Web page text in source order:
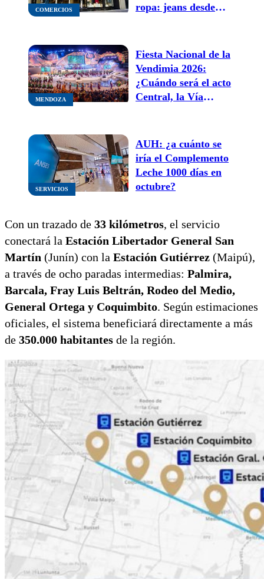
COMERCIOS
ropa: jeans desde
MENDOZA
Fiesta Nacional de la
Vendimia 2026:
¿Cuándo será el acto
Central, la Vía
SERVICIOS
AUH: ¿a cuánto se
iría el Complemento
Leche 1000 días en
octubre?
Con un trazado de 33 kilómetros, el servicio
conectará la Estación Libertador General San
Martín (Junín) con la Estación Gutiérrez (Maipú),
a través de ocho paradas intermedias: Palmira,
Barcala, Fray Luis Beltrán, Rodeo del Medio,
General Ortega y Coquimbito. Según estimaciones
oficiales, el sistema beneficiará directamente a más
de 350.000 habitantes de la región.